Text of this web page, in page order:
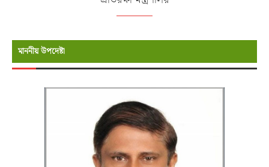
মাননীয় উপদেষ্টা